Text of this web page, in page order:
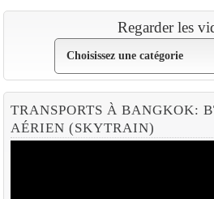
Regarder les
TRANSPORTS À BANGKOK:
AÉRIEN (SKYTRAIN)